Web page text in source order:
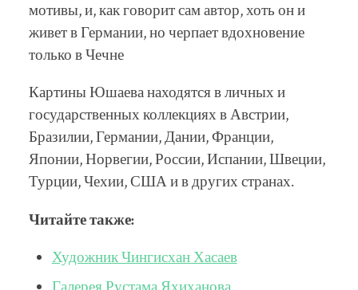
мотивы, и, как говорит сам автор, хоть он и
живет в Германии, но черпает вдохновение
только в Чечне
Картины Юшаева находятся в личных и
государственных коллекциях в Австрии,
Бразилии, Германии, Дании, Франции,
Японии, Норвегии, России, Испании, Швеции,
Турции, Чехии, США и в других странах.
Читайте также:
Художник Чингисхан Хасаев